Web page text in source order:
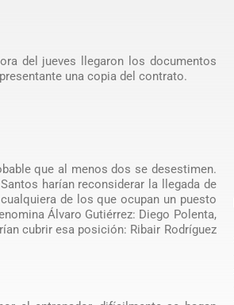
del jueves llegaron los documentos
una copia del contrato.
que al menos dos se desestimen.
harían reconsiderar la llegada de
de los que ocupan un puesto
Álvaro Gutiérrez: Diego Polenta,
cubrir esa posición: Ribair Rodríguez